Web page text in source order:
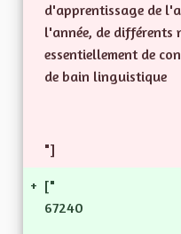
d'apprentissage de
l'année, de différents
essentiellement de
de bain linguistique
"]
+ ["
67240